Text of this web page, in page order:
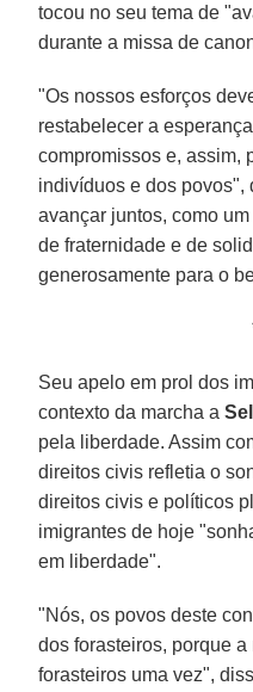
tocou no seu tema de
durante a missa de
"Os nossos esforços
restabelecer a
compromissos e, assim,
indivíduos e dos povos",
avançar juntos, como
de fraternidade e de
generosamente para o
Seu apelo em prol dos
contexto da marcha a
pela liberdade. Assim
direitos civis refletia o
direitos civis e políticos
imigrantes de hoje
em liberdade".
"Nós, os povos deste
dos forasteiros, porque
forasteiros uma vez",